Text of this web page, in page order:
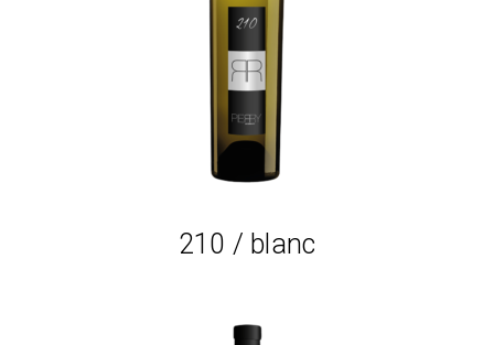
Lire la suite
210 / blanc